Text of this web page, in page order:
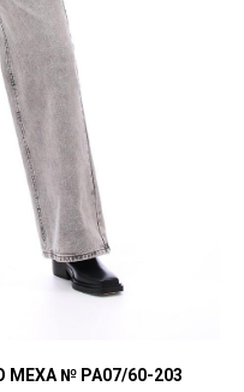
№ PA07/60-203